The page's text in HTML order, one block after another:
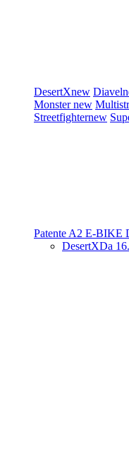
DesertXnew Diavel
Monsternew
Streetfighternew
Patente A2 E-BIKE
DesertXDa